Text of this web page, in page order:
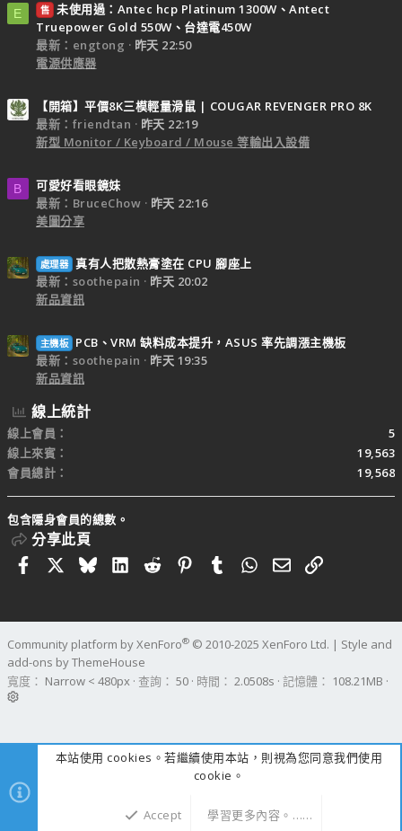
E 售 未使用過：Antec hcp Platinum 1300W、Antect
Truepower Gold 550W、台達電450W
最新：engtong
昨天 22:50
電源供應器
【開箱】平價8K三模輕量滑鼠 | COUGAR REVENGER PRO 8K
最新：friendtan
昨天 22:19
新型 Monitor / Keyboard / Mouse 等輸出入設備
B
可愛好看眼鏡妹
最新：BruceChow
昨天 22:16
美圖分享
處理器 真有人把散熱膏塗在 CPU 腳座上
最新：soothepain
昨天 20:02
新品資訊
主機板
PCB、VRM 缺料成本提升，ASUS 率先調漲主機板
最新：soothepain
昨天 19:35
新品資訊
線上統計
線上會員
5
線上來賓
19,563
會員總計
19,568
包含隱身會員的總數。
分享此頁
FacebookBlueskyLinkedIn
RedditPinterestTumblrWhatsApp
電子郵件
連結
Community platform by XenForo® © 2010-2025 XenForo Ltd. | Style and
add-ons by ThemeHouse
寬度
查詢 50 時間 2.0508s 記憶體 108.21MB
本站使用 cookies。若繼續使用本站，則視為您同意我們使用
cookie。
Accept 學習更多內容。……